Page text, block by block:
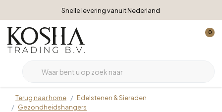
Snelle levering vanuit Nederland
0
Terug naar home
Edelstenen & Sieraden
Gezondheidshangers